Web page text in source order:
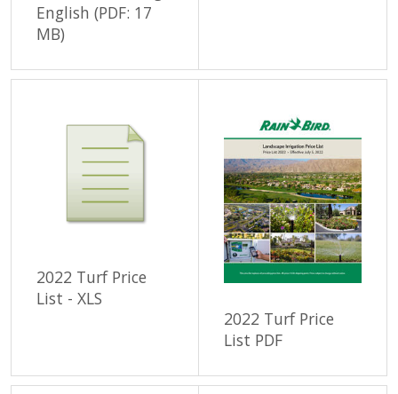
English (PDF: 17
MB)
2022 Turf Price
List - XLS
2022 Turf Price
List PDF